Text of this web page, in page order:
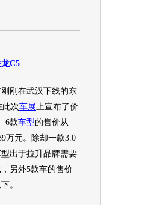
C5
在武汉下线的东
此次车展 上宣布了价
6款车型的售价从
万元。除却一款3.0
出于拉升品牌需要
另外5款车的售价
。